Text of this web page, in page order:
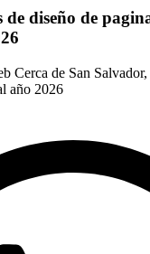
de diseño de
Cerca de San
año 2026